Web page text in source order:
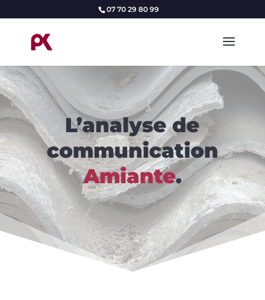
07 70 29 80 99
L’analyse de
communication
Amiante.